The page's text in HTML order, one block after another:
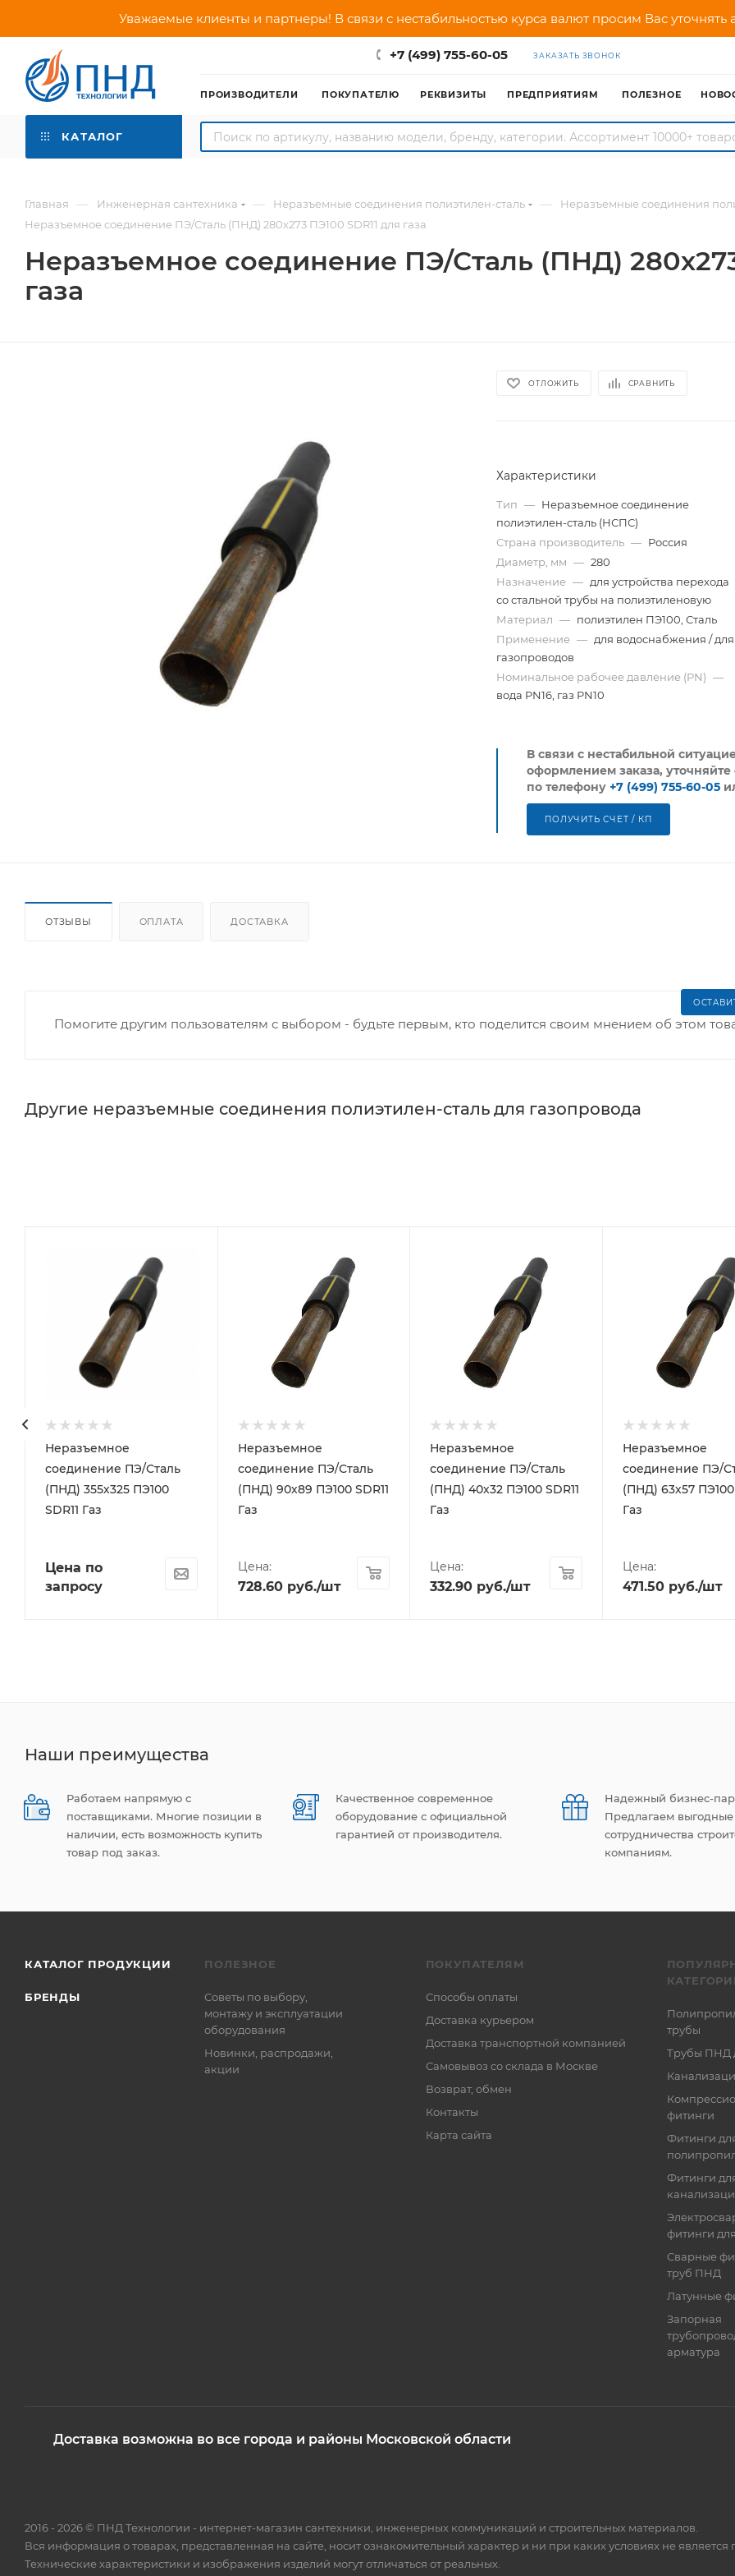
Уважаемые клиенты и партнеры! В связи с нестабильностью курса валют просим Вас
+7 (499) 755-60-05 ЗАКАЗАТЬ ЗВОНОК
ПРОИЗВОДИТЕЛИ ПОКУПАТЕЛЮ РЕКВИЗИТЫ ПРЕДПРИЯТИЯМ ПОЛЕЗНОЕ
КАТАЛОГ
Главная — Инженерная сантехника — Неразъемные соединения полиэтилен-сталь — Неразъемные соединения
Неразъемное соединение ПЭ/Сталь (ПНД) 280х273 ПЭ100 SDR11 для газа
Неразъемное соединение ПЭ/Сталь (ПНД) 280х273
газа
ОТЛОЖИТЬ СРАВНИТЬ
Характеристики
Тип — Неразъемное соединение
полиэтилен-сталь (НСПС)
Страна производитель — Россия
Диаметр, мм — 280
Назначение — для устройства перехода
со стальной трубы на полиэтиленовую
Материал — полиэтилен ПЭ100, Сталь
Применение — для водоснабжения / для
газопроводов
Номинальное рабочее давление (PN) —
вода PN16, газ PN10
В связи с нестабильной
оформлением заказа, уточняйте
по телефону+7 (499) 755-60-05
ПОЛУЧИТЬ СЧЕТ / КП
ОТЗЫВЫ ОПЛАТА ДОСТАВКА
Помогите другим пользователям с выбором - будьте первым, кто поделится своим мнением об этом
Другие неразъемные соединения полиэтилен-сталь для газопровода
Неразъемное
соединение ПЭ/Сталь
(ПНД) 355х325 ПЭ100
SDR11 Газ
Цена по
запросу
Неразъемное
соединение ПЭ/Сталь
(ПНД) 90х89 ПЭ100 SDR11
Газ
Цена:
728.60руб./шт
Неразъемное
соединение ПЭ/Сталь
(ПНД) 40х32 ПЭ100 SDR11
Газ
Цена:
332.90 руб./шт
Неразъемное
соединение ПЭ/
(ПНД) 63х57 ПЭ100
Газ
Цена:
471.50 руб./шт
Наши преимущества
Работаем напрямую с
поставщиками. Многие позиции в
наличии, есть возможность купить
товар под заказ.
Качественное современное
оборудование с официальной
гарантией от производителя.
Надежный бизнес-
Предлагаем выгодные
сотрудничества
компаниям.
КАТАЛОГ ПРОДУКЦИИ
БРЕНДЫ
ПОЛЕЗНОЕ
Советы по выбору,
монтажу и эксплуатации
оборудования
Новинки, распродажи,
акции
ПОКУПАТЕЛЯМ
Способы оплаты
Доставка курьером
Доставка транспортной компанией
Самовывоз со склада в Москве
Возврат, обмен
Контакты
Карта сайта
трубы
Трубы ПНД
фитинги
Фитинги
Фитинги
фитинги
Сварные
труб ПНД
Латунные
Запорная
арматура
Доставка возможна во все города и районы Московской области
2016 - 2026 © ПНД Технологии - интернет-магазин сантехники, инженерных коммуникаций и строительных материалов.
Вся информация о товарах, представленная на сайте, носит ознакомительный характер и ни при каких условиях не является
Технические характеристики и изображения изделий могут отличаться от реальных.